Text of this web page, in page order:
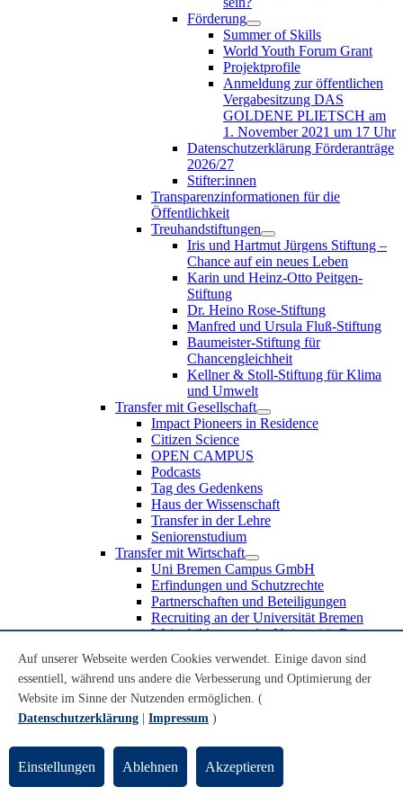
Förderung
Summer of Skills
World Youth Forum Grant
Projektprofile
Anmeldung zur öffentlichen
Vergabesitzung DAS
GOLDENE PLIETSCH am
1. November 2021 um 17 Uhr
Datenschutzerklärung Förderanträge
2026/27
Stifter:innen
Transparenzinformationen für die
Öffentlichkeit
Treuhandstiftungen
Iris und Hartmut Jürgens Stiftung –
Chance auf ein neues Leben
Karin und Heinz-Otto Peitgen-
Stiftung
Dr. Heino Rose-Stiftung
Manfred und Ursula Fluß-Stiftung
Baumeister-Stiftung für
Chancengleichheit
Kellner & Stoll-Stiftung für Klima
und Umwelt
Transfer mit Gesellschaft
Impact Pioneers in Residence
Citizen Science
OPEN CAMPUS
Podcasts
Tag des Gedenkens
Haus der Wissenschaft
Transfer in der Lehre
Seniorenstudium
Transfer mit Wirtschaft
Uni Bremen Campus GmbH
Erfindungen und Schutzrechte
Partnerschaften und Beteiligungen
Recruiting an der Universität Bremen
Weiterbildung an der Universität Bremen
Schülerinnen und Schüler
MINT-Schnupperstudium
Schulklassen
Lehrkräfte
UniTransfer - Servicestelle für Transferaktivitäten
Transfermagazin der Universität Bremen
Auf unserer Webseite werden Cookies verwendet. Einige davon sind
essentiell, während uns andere die Verbesserung und Optimierung der
Website im Sinne der Nutzenden ermöglichen. (
Datenschutzerklärung
Impressum )
Einstellungen Ablehnen Akzeptieren